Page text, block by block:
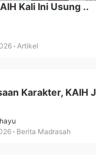
Kali Ini Usung ..
Artikel
Karakter, KAIH
Berita Madrasah